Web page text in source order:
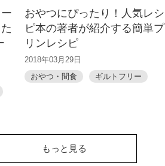
おやつにぴったり！人気レシ
ピ本の著者が紹介する簡単プ
リンレシピ
2018年03月29日
おやつ・間食
ギルトフリー
もっと見る